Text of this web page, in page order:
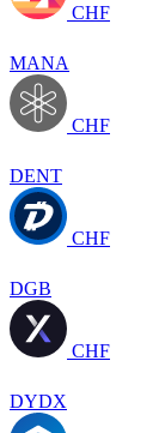
CHF
MANA
CHF
DENT
CHF
DGB
CHF
DYDX